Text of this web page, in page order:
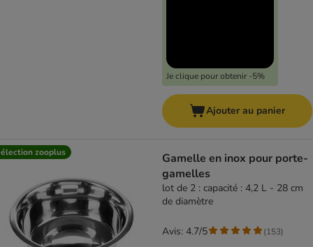
Je clique pour obtenir -5%
Ajouter au panier
zooplus
Gamelle en inox pour porte-
gamelles
lot de 2 : capacité : 4,2 L - 28 cm
de diamètre
Avis: 4.7/5 (153)